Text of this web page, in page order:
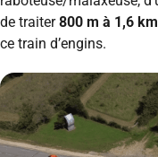
de traiter800 m à 1,6
ce train d’engins.